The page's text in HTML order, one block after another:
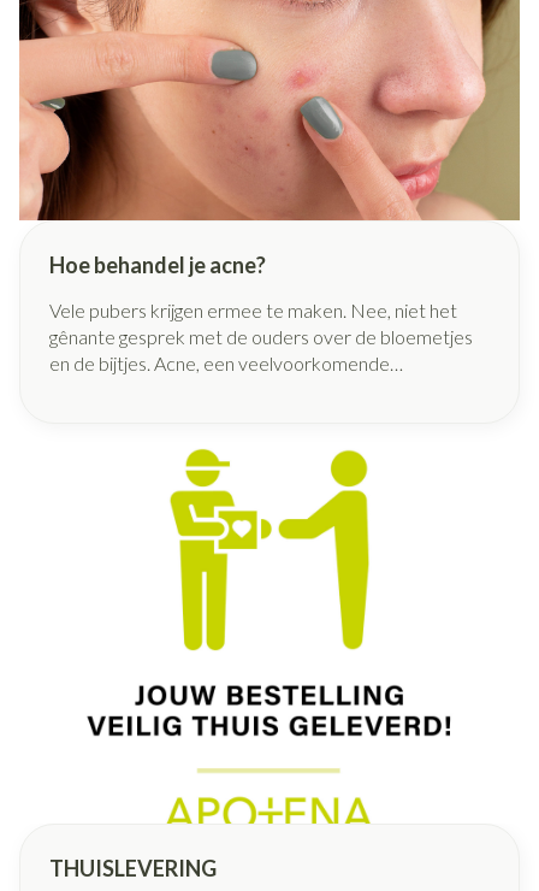
Hoe behandel je acne?
Vele pubers krijgen ermee te maken. Nee, niet het
gênante gesprek met de ouders over de bloemetjes
en de bijtjes. Acne, een veelvoorkomende
THUISLEVERING